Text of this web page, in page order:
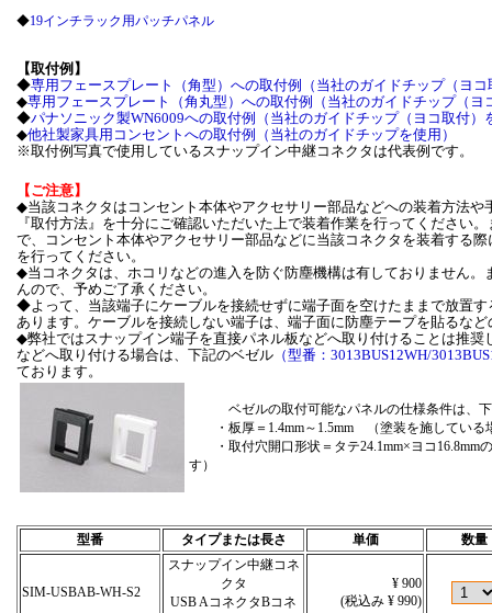
◆19インチラック用パッチパネル
【取付例】
◆専用フェースプレート（角型）への取付例（当社のガイドチップ（ヨ
◆専用フェースプレート（角丸型）への取付例（当社のガイドチップ（ヨ
◆パナソニック製WN6009への取付例（当社のガイドチップ（ヨコ取付）
◆他社製家具用コンセントへの取付例（当社のガイドチップを使用）
※取付例写真で使用しているスナップイン中継コネクタは代表例です。
【ご注意】
◆当該コネクタはコンセント本体やアクセサリー部品などへの装着方法
『取付方法』を十分にご確認いただいた上で装着作業を行ってください
で、コンセント本体やアクセサリー部品などに当該コネクタを装着する
を行ってください。
◆当コネクタは、ホコリなどの進入を防ぐ防塵機構は有しておりません
んので、予めご了承ください。
◆よって、当該端子にケーブルを接続せずに端子面を空けたままで放置
あります。ケーブルを接続しない端子は、端子面に防塵テープを貼るな
◆弊社ではスナップイン端子を直接パネル板などへ取り付けることは推
などへ取り付ける場合は、下記のベゼル （型番：3013BUS12WH/
ております。
ベゼルの取付可能なパネルの仕様条件は、下
・板厚＝1.4mm～1.5mm （塗装を施している
・取付穴開口形状＝タテ24.1mm×ヨコ16.8mm
す）
型番 タイプまたは長さ 単価 数量
SIM-USBAB-WH-S2
スナップイン中継コネ
クタ
USB AコネクタBコネ
¥ 900
(税込み ¥ 990)